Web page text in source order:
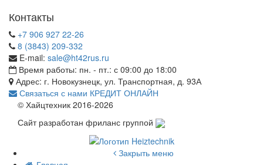
Контакты
+7 906 927 22-26
8 (3843) 209-332
E-mail: sale@ht42rus.ru
Время работы: пн. - пт.: с 09:00 до 18:00
Адрес: г. Новокузнецк, ул. Транспортная, д. 93А
Связаться с нами КРЕДИТ ОНЛАЙН
© Хайцтехник 2016-2026
Сайт разработан фриланс группой
Закрыть меню